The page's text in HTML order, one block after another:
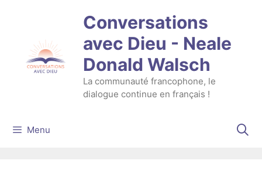
Conversations
avec Dieu - Neale
Donald Walsch
La communauté francophone, le
dialogue continue en français !
Menu